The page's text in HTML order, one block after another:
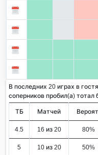
В последних 20 играх в
соперников пробил(а)
ТБ Матчей
4.5 16 из 20 80%
5 10 из 20 50%